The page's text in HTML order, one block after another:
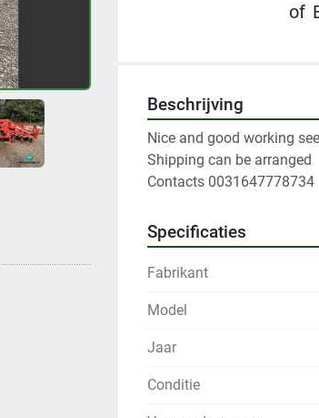
of
Beschrijving
Nice and good working
Shipping can be arranged
Contacts 0031647778734
Specificaties
Fabrikant
Model
Jaar
Conditie